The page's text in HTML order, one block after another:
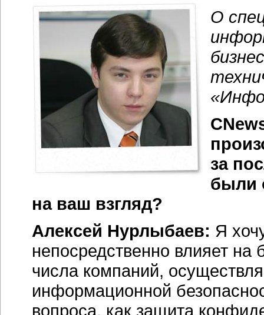
О
за
были
на ваш взгляд?
Алексей Нурлыбаев: Я
непосредственно влияет
числа компаний,
информационной
вопроса, как защита